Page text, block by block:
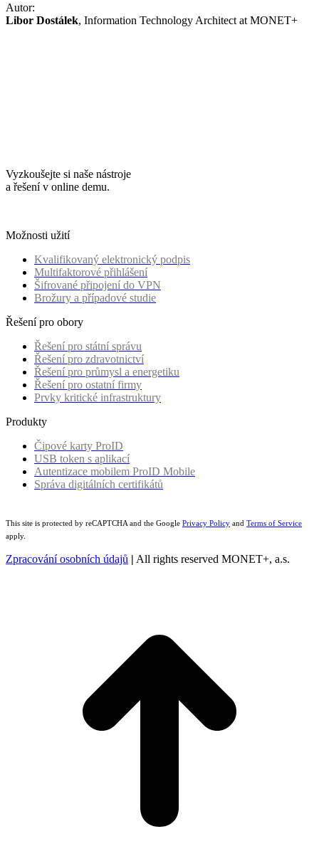
Autor:
Libor Dostálek, Information Technology Architect at MONET+
Vyzkoušejte si naše nástroje
a řešení v online demu.
Možnosti užití
Kvalifikovaný elektronický podpis
Multifaktorové přihlášení
Šifrované připojení do VPN
Brožury a případové studie
Řešení pro obory
Řešení pro státní správu
Řešení pro zdravotnictví
Řešení pro průmysl a energetiku
Řešení pro ostatní firmy
Prvky kritické infrastruktury
Produkty
Čipové karty ProID
USB token s aplikací
Autentizace mobilem ProID Mobile
Správa digitálních certifikátů
This site is protected by reCAPTCHA and the Google Privacy Policy and Terms of Service
apply.
Zpracování osobních údajů | All rights reserved MONET+, a.s.